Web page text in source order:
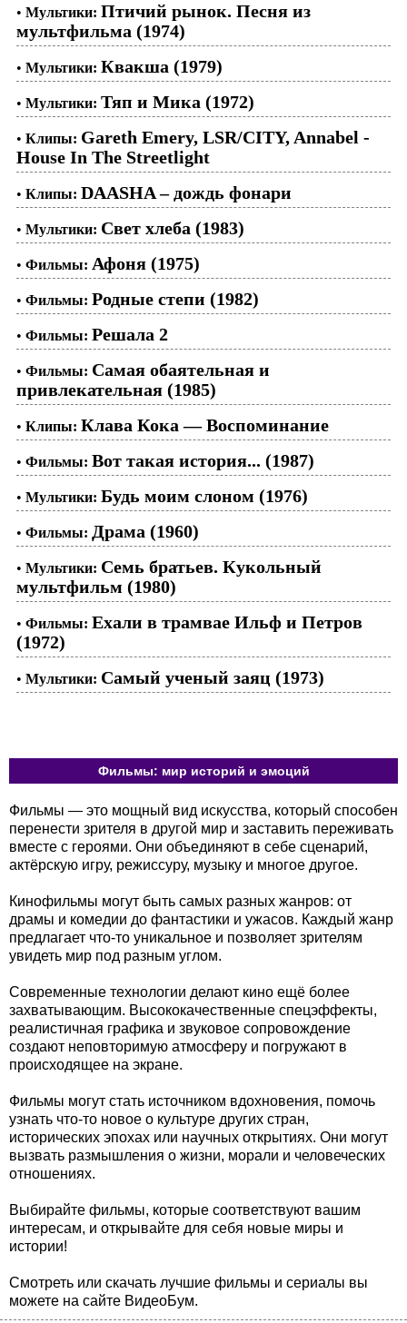
• Мультики: Птичий рынок. Песня из
мультфильма (1974)
• Мультики: Квакша (1979)
• Мультики: Тяп и Мика (1972)
• Клипы: Gareth Emery, LSR/CITY, Annabel -
House In The Streetlight
• Клипы: DAASHA – дождь фонари
• Мультики: Свет хлеба (1983)
• Фильмы: Афоня (1975)
• Фильмы: Родные степи (1982)
• Фильмы: Решала 2
• Фильмы: Самая обаятельная и
привлекательная (1985)
• Клипы: Клава Кока — Воспоминание
• Фильмы: Вот такая история... (1987)
• Мультики: Будь моим слоном (1976)
• Фильмы: Драма (1960)
• Мультики: Семь братьев. Кукольный
мультфильм (1980)
• Фильмы: Ехали в трамвае Ильф и Петров
(1972)
• Мультики: Самый ученый заяц (1973)
Фильмы: мир историй и эмоций
Фильмы — это мощный вид искусства, который способен
перенести зрителя в другой мир и заставить переживать
вместе с героями. Они объединяют в себе сценарий,
актёрскую игру, режиссуру, музыку и многое другое.
Кинофильмы могут быть самых разных жанров: от
драмы и комедии до фантастики и ужасов. Каждый жанр
предлагает что-то уникальное и позволяет зрителям
увидеть мир под разным углом.
Современные технологии делают кино ещё более
захватывающим. Высококачественные спецэффекты,
реалистичная графика и звуковое сопровождение
создают неповторимую атмосферу и погружают в
происходящее на экране.
Фильмы могут стать источником вдохновения, помочь
узнать что-то новое о культуре других стран,
исторических эпохах или научных открытиях. Они могут
вызвать размышления о жизни, морали и человеческих
отношениях.
Выбирайте фильмы, которые соответствуют вашим
интересам, и открывайте для себя новые миры и
истории!
Смотреть или скачать лучшие фильмы и сериалы вы
можете на сайте ВидеоБум.